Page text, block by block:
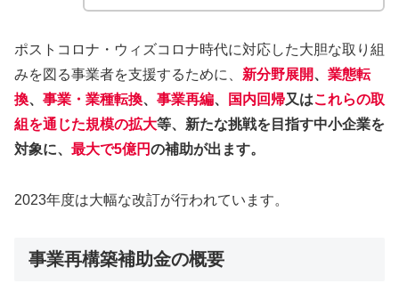
ポストコロナ・ウィズコロナ時代に対応した大胆な取り組
みを図る事業者を支援するために、 新分野展開、 業態転
換、 事業・業種転換、 事業再編、 国内回帰又はこれらの取
組を通じた規模の拡大等、新たな挑戦を目指す中小企業を
対象に、 最大で5億円の補助が出ます。
2023年度は大幅な改訂が行われています。
事業再構築補助金の概要